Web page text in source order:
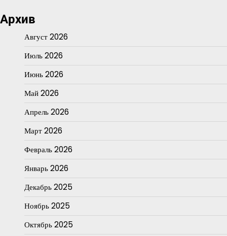
Архив
Август 2026
Июль 2026
Июнь 2026
Май 2026
Апрель 2026
Март 2026
Февраль 2026
Январь 2026
Декабрь 2025
Ноябрь 2025
Октябрь 2025